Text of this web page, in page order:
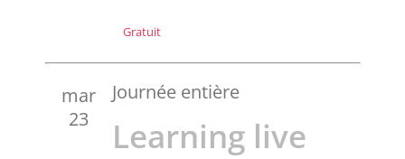
Gratuit
mar
23
Journée entière
Learning live